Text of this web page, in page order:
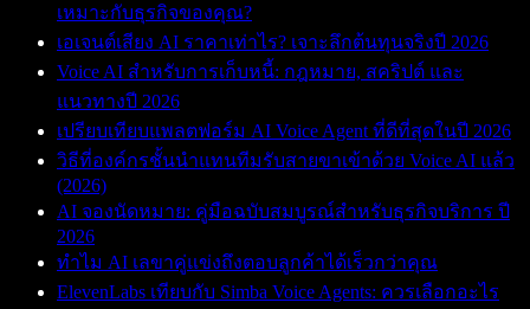
เหมาะกับธุรกิจของคุณ?
เอเจนต์เสียง AI ราคาเท่าไร? เจาะลึกต้นทุนจริงปี 2026
Voice AI สำหรับการเก็บหนี้: กฎหมาย, สคริปต์ และ
แนวทางปี 2026
เปรียบเทียบแพลตฟอร์ม AI Voice Agent ที่ดีที่สุดในปี 2026
วิธีที่องค์กรชั้นนำแทนทีมรับสายขาเข้าด้วย Voice AI แล้ว
(2026)
AI จองนัดหมาย: คู่มือฉบับสมบูรณ์สำหรับธุรกิจบริการ ปี
2026
ทำไม AI เลขาคู่แข่งถึงตอบลูกค้าได้เร็วกว่าคุณ
ElevenLabs เทียบกับ Simba Voice Agents: ควรเลือกอะไร